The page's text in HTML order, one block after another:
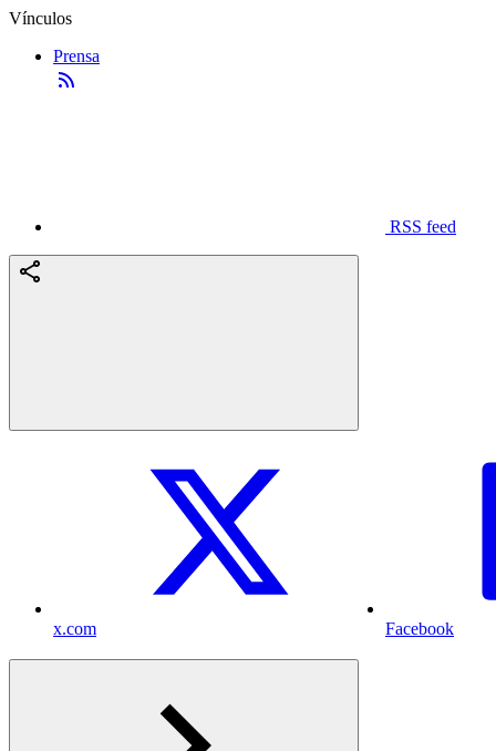
Vínculos
Prensa
RSS feed
x.com Facebook